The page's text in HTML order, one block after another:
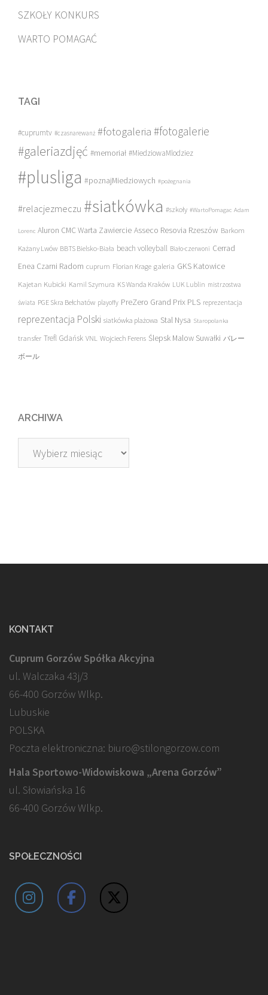
SZKOŁY KONKURS
WARTO POMAGAĆ
TAGI
#cuprumtv #czasnarewanż #fotogaleria #fotogalerie
#galeriazdjęć #memoriał #MiedziowaMlodziez
#plusliga #poznajMiedziowych #pożegnania
#relacjezmeczu #siatkówka #szkoły #WartoPomagac Adam
Lorenc Aluron CMC Warta Zawiercie Asseco Resovia Rzeszów Barkom
Każany Lwów BBTS Bielsko-Biała beach volleyball Biało-czerwoni Cerrad
Enea Czarni Radom cuprum Florian Krage galeria GKS Katowice
Kajetan Kubicki Kamil Szymura KS Wanda Kraków LUK Lublin mistrzostwa
świata PGE Skra Bełchatów playoffy PreZero Grand Prix PLS reprezentacja
reprezentacja Polski siatkówka plażowa Stal Nysa Staropolanka
transfer Trefl Gdańsk VNL Wojciech Ferens Ślepsk Malow Suwałki バレー
ボール
ARCHIWA
Archiwa
KONTAKT
Cuprum Gorzów Spółka Akcyjna
ul. Walczaka 43j/3
66-400 Gorzów Wlkp.
Lubuskie
POLSKA
Poczta elektroniczna: biuro@stilongorzow.com
Hala Sportowo-Widowiskowa „Arena Gorzów”
ul. Słowiańska 16
66-400 Gorzów Wlkp.
SPOŁECZNOŚCI